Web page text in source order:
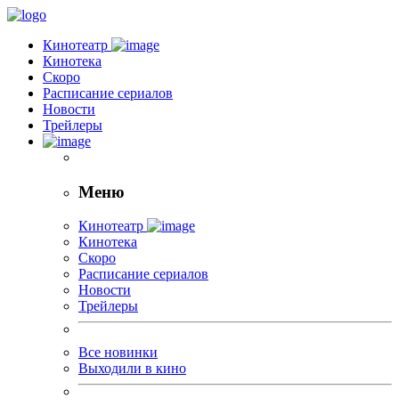
Кинотеатр
Кинотека
Скоро
Расписание сериалов
Новости
Трейлеры
Меню
Кинотеатр
Кинотека
Скоро
Расписание сериалов
Новости
Трейлеры
Все новинки
Выходили в кино